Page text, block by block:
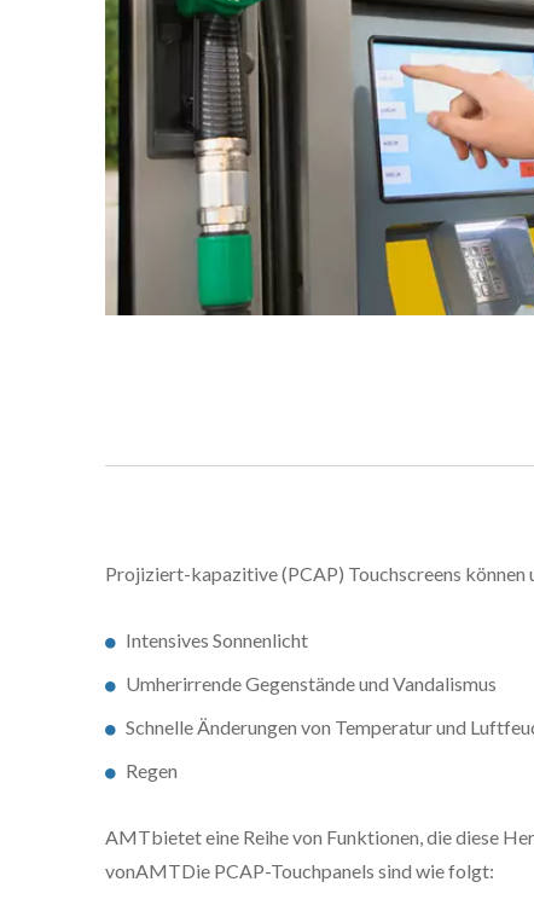
Projiziert-kapazitive (PCAP) Touchscreens
Intensives Sonnenlicht
Umherirrende Gegenstände und Vandalismus
Schnelle Änderungen von Temperatur und
Regen
AMTbietet eine Reihe von Funktionen, die diese
vonAMTDie PCAP-Touchpanels sind wie folgt: